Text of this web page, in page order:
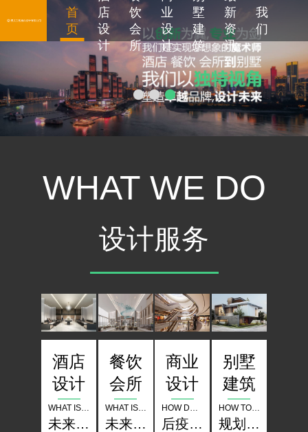
首
页
店
设
计
饮
会
所
业
设
计
墅
建
筑
新
资
讯
我
们
WHAT WE DO
设计服务
酒店
设计
WHAT IS THE COMPETITION OF HOTELS IN THE FUTURE
未来酒店的竞争是什么？
餐饮
会所
WHAT IS THE COMPETITION OF RESTAURANT THE FUTURE
未来餐厅的竞争是什么？
商业
设计
HOW DO BUSINESSES OPERATE IN THE POST EPIDEMIC PERIOD
后疫情时期商业怎样经营？
别墅
建筑
HOW TO SET UP A CLASSIC IN PLANNING LANDSCAPE ARCHITECTURE
规划 景观 建筑如何树立经典？